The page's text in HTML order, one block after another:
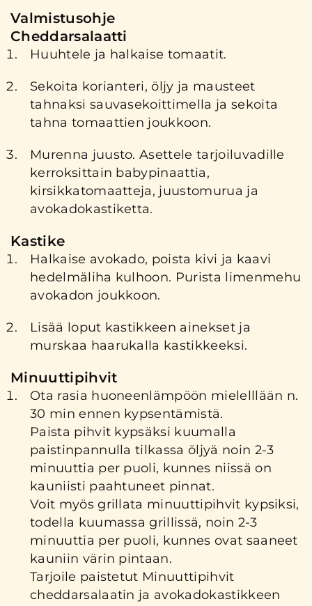
Valmistusohje
Cheddarsalaatti
Huuhtele ja halkaise tomaatit.
Sekoita korianteri, öljy ja mausteet
tahnaksi sauvasekoittimella ja sekoita
tahna tomaattien joukkoon.
Murenna juusto. Asettele tarjoiluvadille
kerroksittain babypinaattia,
kirsikkatomaatteja, juustomurua ja
avokadokastiketta.
Kastike
Halkaise avokado, poista kivi ja kaavi
hedelmäliha kulhoon. Purista limenmehu
avokadon joukkoon.
Lisää loput kastikkeen ainekset ja
murskaa haarukalla kastikkeeksi.
Minuuttipihvit
Ota rasia huoneenlämpöön mielelllään n.
30 min ennen kypsentämistä.
Paista pihvit kypsäksi kuumalla
paistinpannulla tilkassa öljyä noin 2-3
minuuttia per puoli, kunnes niissä on
kauniisti paahtuneet pinnat.
Voit myös grillata minuuttipihvit kypsiksi,
todella kuumassa grillissä, noin 2-3
minuuttia per puoli, kunnes ovat saaneet
kauniin värin pintaan.
Tarjoile paistetut Minuuttipihvit
cheddarsalaatin ja avokadokastikkeen